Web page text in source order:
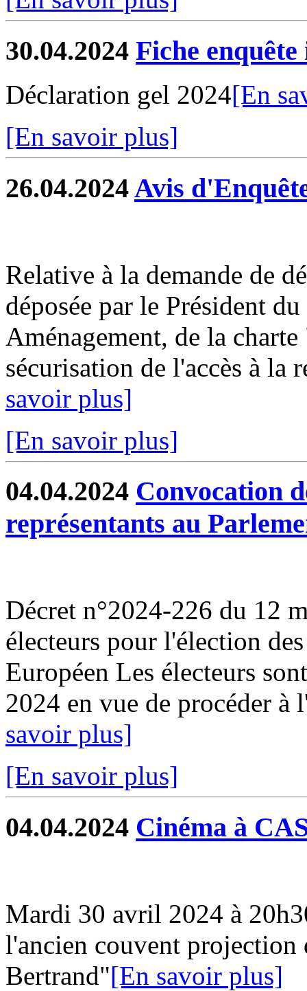
30.04.2024 Fiche
Déclaration gel 2024[En
[En savoir plus]
26.04.2024Avis
Relative à la demande de
déposée par le Président
Aménagement, de la
sécurisation de l'accès à la
savoir plus]
[En savoir plus]
04.04.2024 Convocation
représentants au
Décret n°2024-226 du 12
électeurs pour l'élection
Européen Les électeurs
2024 en vue de procéder à
savoir plus]
[En savoir plus]
04.04.2024 Cinéma à
Mardi 30 avril 2024 à
l'ancien couvent projection
Bertrand"[En savoir plus]